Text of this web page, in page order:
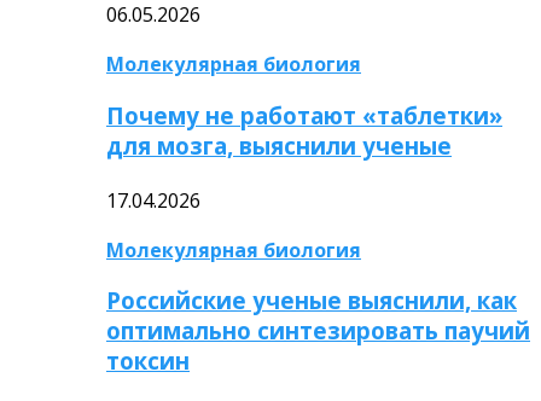
06.05.2026
Молекулярная биология
Почему не работают «таблетки»
для мозга, выяснили ученые
17.04.2026
Молекулярная биология
Российские ученые выяснили, как
оптимально синтезировать паучий
токсин